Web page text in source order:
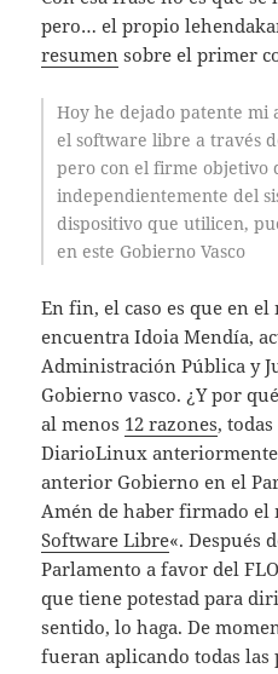
pero… el propio
resumen sobre el primer
Hoy he dejado patente mi
el software libre a través
pero con el firme objetivo
independientemente del
dispositivo que utilicen,
en este Gobierno Vasco
En fin, el caso es que en
encuentra Idoia Mendía,
Administración Pública y
Gobierno vasco. ¿Y por
al menos 12 razones,
DiarioLinux
anterior Gobierno en el
Amén de haber firmado el
Software Libre«. Después
Parlamento a favor del
que tiene potestad para
sentido, lo haga. De
fueran aplicando todas las